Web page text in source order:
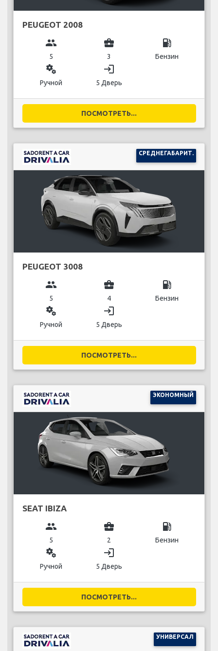
PEUGEOT 2008
group
5
business_center
3
local_gas_station
Бензин
miscellaneous_services
Ручной
login
5 Дверь
ПОСМОТРЕТЬ...
СРЕДНЕГАБАРИТ.
PEUGEOT 3008
group
5
business_center
4
local_gas_station
Бензин
miscellaneous_services
Ручной
login
5 Дверь
ПОСМОТРЕТЬ...
ЭКОНОМНЫЙ
SEAT IBIZA
group
5
business_center
2
local_gas_station
Бензин
miscellaneous_services
Ручной
login
5 Дверь
ПОСМОТРЕТЬ...
УНИВЕРСАЛ